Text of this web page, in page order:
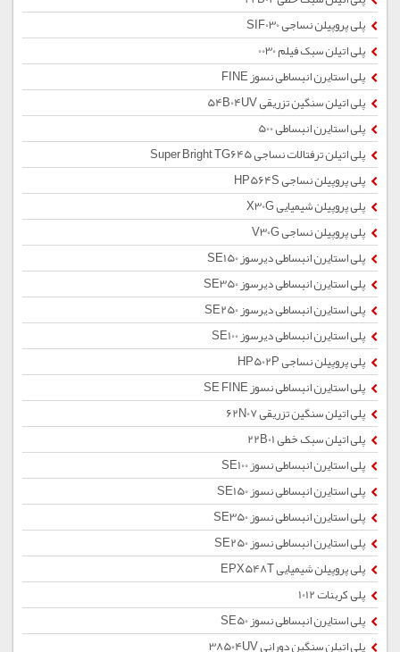
پلی پروپیلن نساجی SIF030
پلی اتیلن سبک فیلم 0030
پلی استایرن انبساطی نسوز FINE
پلی اتیلن سنگین تزریقی 54B04UV
پلی استایرن انبساطی 500
پلی اتیلن ترفتالات نساجی Super Bright TG645
پلی پروپیلن نساجی HP564S
پلی پروپیلن شیمیایی X30G
پلی پروپیلن نساجی V30G
پلی استایرن انبساطی دیرسوز SE150
پلی استایرن انبساطی دیرسوز SE350
پلی استایرن انبساطی دیرسوز SE250
پلی استایرن انبساطی دیرسوز SE100
پلی پروپیلن نساجی HP502P
پلی استایرن انبساطی نسوز SE FINE
پلی اتیلن سنگین تزریقی 62N07
پلی اتیلن سبک خطی 22B01
پلی استایرن انبساطی نسوز SE100
پلی استایرن انبساطی نسوز SE150
پلی استایرن انبساطی نسوز SE350
پلی استایرن انبساطی نسوز SE250
پلی پروپیلن شیمیایی EPX548T
پلی کربنات 1012
پلی استایرن انبساطی نسوز SE50
پلی اتیلن سنگین دورانی 38504UV